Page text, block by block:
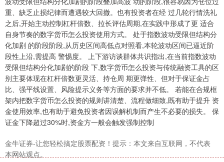
重、缺乏止损纪律而遭遇较大回撤。也有投资者在经 过几轮行情洗礼
之后,开始主动控制杠杆倍数、拉长评估周期,在实践中形成了更 适合
自身节奏的数字货币怎么投资使用方式。 处于指数波动受限但结构分
化加剧 的阶段阶段,从历史区间高低点对照看,本轮波动区间已逼近阶
段性上沿,需提高 警惕度。 上下游访谈群体共识指出,在当前指数波动
受限但结构分化加剧的阶段 下,数字货币怎么投资与传统融资工具的区
别主要体现在杠杆倍数更灵活、持仓周 期更弹性、但对于保证金占
比、强平线设置、风险提示义务等方面的要求并不低。 若能在合规框
架内把数字货币怎么投资的规则讲清楚、流程做细致,既有助于提升 资
金使用效率,也有助于避免投资者因误解机制而产生不必要的损失。 保
证金下降超过30%时,资金方一般会触发强制控制
金牛证券-让您轻松搞定股票配资！提示：本文来自互联网，不代表
本网站观点。
上证综指 3900.35 +21.92 +0.57%
深证成指 14110.12 -34.08 -0.24%